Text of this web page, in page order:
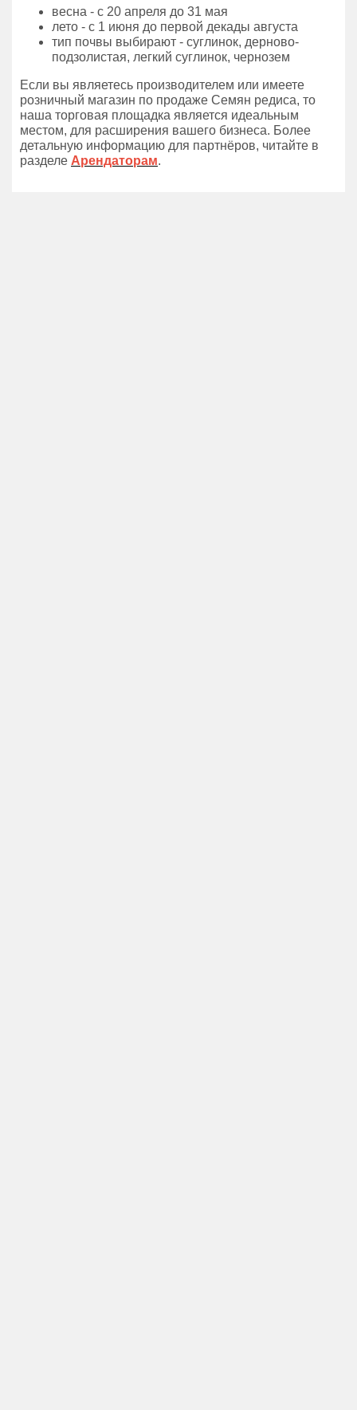
весна - с 20 апреля до 31 мая
лето - с 1 июня до первой декады августа
тип почвы выбирают - суглинок, дерново-
подзолистая, легкий суглинок, чернозем
Если вы являетесь производителем или имеете
розничный магазин по продаже Семян редиса, то
наша торговая площадка является идеальным
местом, для расширения вашего бизнеса. Более
детальную информацию для партнёров, читайте в
разделе Арендаторам.